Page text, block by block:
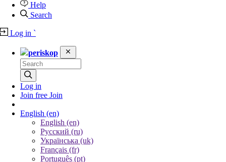
Help
Search
Log in `
periskop
Log in
Join free Join
English (en)
English (en)
Русский (ru)
Українська (uk)
Français (fr)
Português (pt)